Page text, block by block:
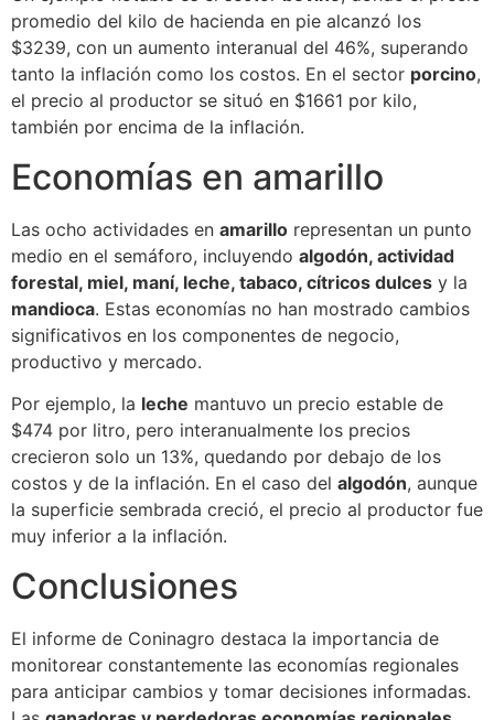
promedio del kilo de hacienda en pie alcanzó los
$3239, con un aumento interanual del 46%, superando
tanto la inflación como los costos. En el sector porcino,
el precio al productor se situó en $1661 por kilo,
también por encima de la inflación.
Economías en amarillo
Las ocho actividades en amarillo representan un punto
medio en el semáforo, incluyendo algodón, actividad
forestal, miel, maní, leche, tabaco, cítricos dulces y la
mandioca. Estas economías no han mostrado cambios
significativos en los componentes de negocio,
productivo y mercado.
Por ejemplo, la leche mantuvo un precio estable de
$474 por litro, pero interanualmente los precios
crecieron solo un 13%, quedando por debajo de los
costos y de la inflación. En el caso del algodón, aunque
la superficie sembrada creció, el precio al productor fue
muy inferior a la inflación.
Conclusiones
El informe de Coninagro destaca la importancia de
monitorear constantemente las economías regionales
para anticipar cambios y tomar decisiones informadas.